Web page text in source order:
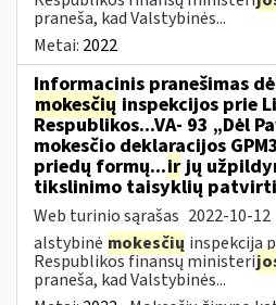
praneša, kad Valstybinės...
Metai: 2022
Informacinis pranešimas
mokesčių inspekcijos prie
Respublikos...VA- 93 „Dėl
mokesčio deklaracijos
priedų formų...irjų
tikslinimo taisyklių
Web turinio sąrašas 2022-10-12
alstybinė mokesčių inspekcija
Respublikos finansų ministeri
praneša, kad Valstybinės...